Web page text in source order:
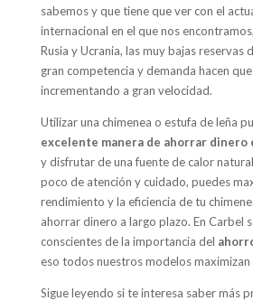
sabemos y que tiene que ver con el
internacional en el que nos
Rusia y Ucrania, las muy bajas reservas
gran competencia y demanda hacen
incrementando a gran velocidad.
Utilizar una chimenea o estufa de leña
excelente manera de ahorrar dinero
y disfrutar de una fuente de calor
poco de atención y cuidado, puedes
rendimiento y la eficiencia de tu
ahorrar dinero a largo plazo. En Carbel
conscientes de la importancia del
eso todos nuestros modelos
Sigue leyendo si te interesa saber más